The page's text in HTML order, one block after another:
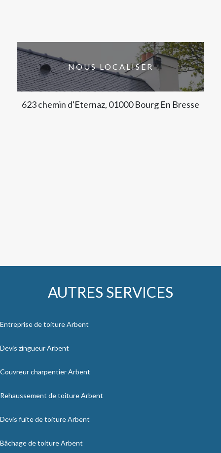
NOUS LOCALISER
623 chemin d'Eternaz, 01000 Bourg En Bresse
AUTRES SERVICES
Entreprise de toiture Arbent
Devis zingueur Arbent
Couvreur charpentier Arbent
Rehaussement de toiture Arbent
Devis fuite de toiture Arbent
Bâchage de toiture Arbent